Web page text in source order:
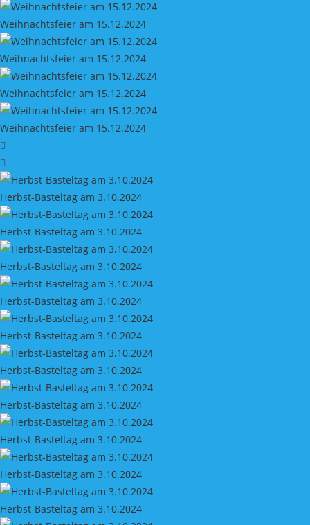
Weihnachtsfeier am 15.12.2024
Weihnachtsfeier am 15.12.2024
Weihnachtsfeier am 15.12.2024
Weihnachtsfeier am 15.12.2024
Herbst-Basteltag am 3.10.2024
Herbst-Basteltag am 3.10.2024
Herbst-Basteltag am 3.10.2024
Herbst-Basteltag am 3.10.2024
Herbst-Basteltag am 3.10.2024
Herbst-Basteltag am 3.10.2024
Herbst-Basteltag am 3.10.2024
Herbst-Basteltag am 3.10.2024
Herbst-Basteltag am 3.10.2024
Herbst-Basteltag am 3.10.2024